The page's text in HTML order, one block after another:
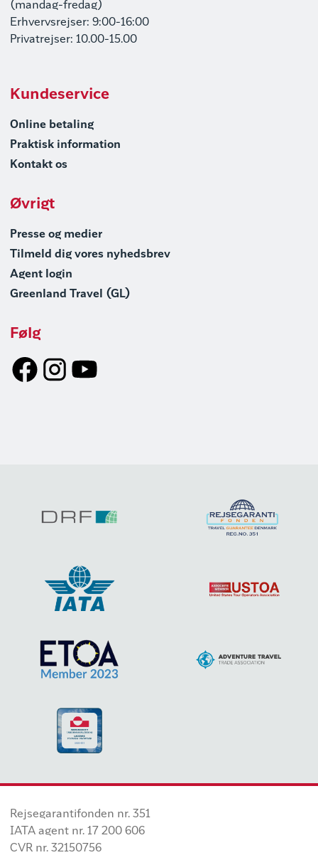
(mandag-fredag)
Erhvervsrejser: 9:00-16:00
Privatrejser: 10.00-15.00
Kundeservice
Online betaling
Praktisk information
Kontakt os
Øvrigt
Presse og medier
Tilmeld dig vores nyhedsbrev
Agent login
Greenland Travel (GL)
Følg
Rejsegarantifonden nr. 351
IATA agent nr. 17 200 606
CVR nr. 32150756